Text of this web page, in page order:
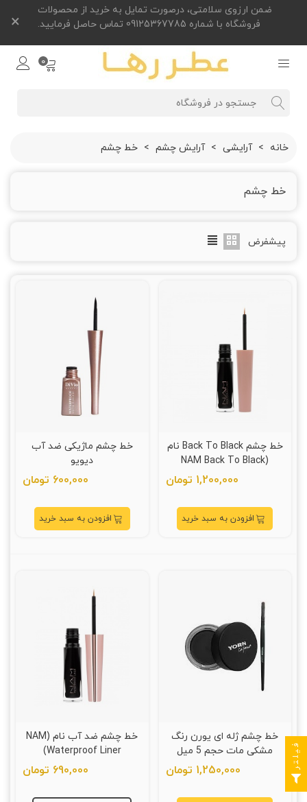
ضمن ارزوی سلامتی، درصورت تمایل به خرید از محصولات
فروشگاه با شماره 09125367785 تماس حاصل فرمایید.
×
0
خانه > آرایشی > آرایش چشم > خط چشم
خط چشم
پیشفرض
خط چشم Back To Black نام
(NAM Back To Black
Eyeliner)
1,200,000 تومان
افزودن به سبد خرید
خط چشم ماژیکی ضد آب
دیویو
600,000 تومان
افزودن به سبد خرید
خط چشم ژله ای یورن رنگ
مشکی مات حجم 5 میل
1,250,000 تومان
خط چشم ضد آب نام (NAM
Waterproof Liner)
690,000 تومان
فیلتر